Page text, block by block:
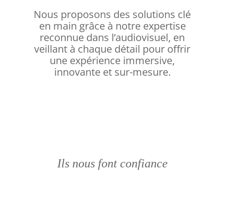
Nous proposons des solutions clé
en main grâce à notre expertise
reconnue dans l’audiovisuel, en
veillant à chaque détail pour offrir
une expérience immersive,
innovante et sur-mesure.
Ils nous font confiance